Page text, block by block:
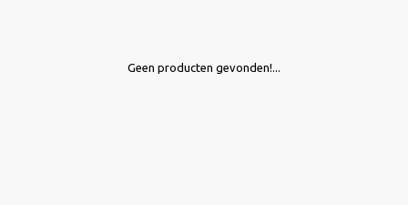
Geen producten gevonden!...